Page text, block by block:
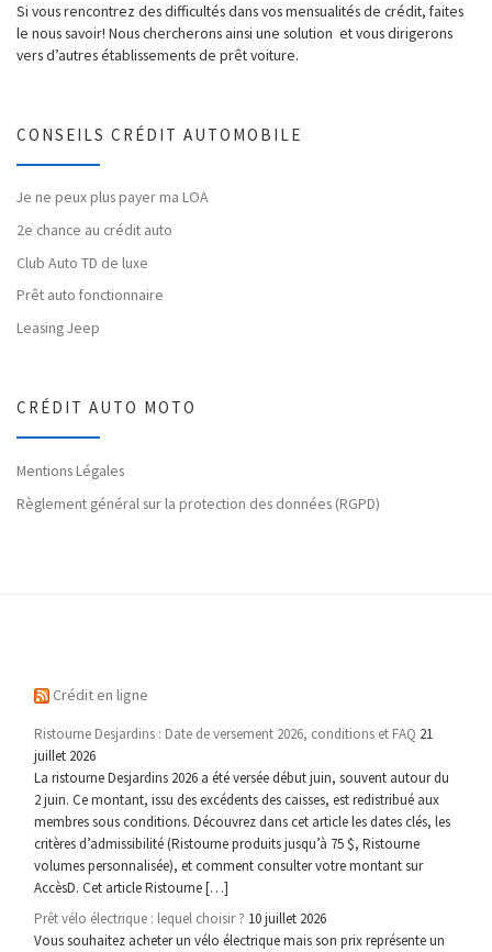
Si vous rencontrez des difficultés dans vos mensualités de crédit, faites
le nous savoir! Nous chercherons ainsi une solution et vous dirigerons
vers d’autres établissements de prêt voiture.
CONSEILS CRÉDIT AUTOMOBILE
Je ne peux plus payer ma LOA
2e chance au crédit auto
Club Auto TD de luxe
Prêt auto fonctionnaire
Leasing Jeep
CRÉDIT AUTO MOTO
Mentions Légales
Règlement général sur la protection des données (RGPD)
Crédit en ligne
Ristourne Desjardins : Date de versement 2026, conditions et FAQ 21
juillet 2026
La ristourne Desjardins 2026 a été versée début juin, souvent autour du
2 juin. Ce montant, issu des excédents des caisses, est redistribué aux
membres sous conditions. Découvrez dans cet article les dates clés, les
critères d’admissibilité (Ristourne produits jusqu’à 75 $, Ristourne
volumes personnalisée), et comment consulter votre montant sur
AccèsD. Cet article Ristourne […]
Prêt vélo électrique : lequel choisir ? 10 juillet 2026
Vous souhaitez acheter un vélo électrique mais son prix représente un